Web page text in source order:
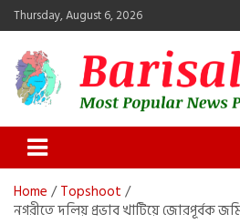
Skip
to
content
Thursday, August 6, 2026
Barisal Today
The Most Popular News Portal in
Home
Topshoot
নগরীতে দলিয় প্রভাব খাটিয়ে জোরপূর্বক